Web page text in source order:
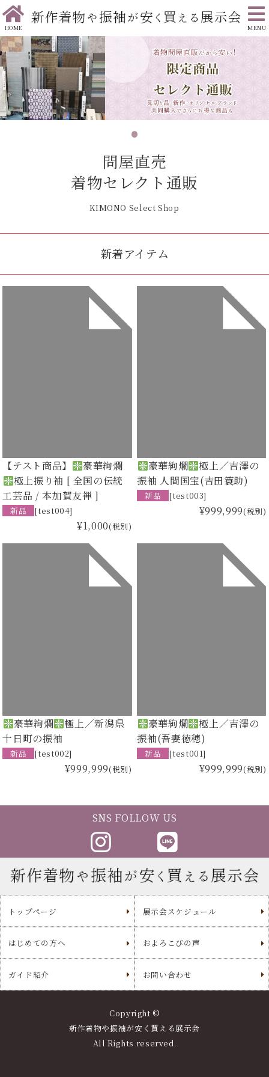
HOME MENU
問屋直売
着物セレクト通販
KIMONO Select Shop
新着アイテム
【テスト商品】
豪華絢爛
極上振り袖 [ 全国の伝統
工芸品 / 本加賀友禅 ]
新品 [test004]
¥1,000(税別)
豪華絢爛
極上／吉澤の
振袖 人間国宝(吉田簑助)
新品 [test003]
¥999,999(税別)
豪華絢爛
極上／新潟県
十日町の振袖
新品 [test002]
¥999,999(税別)
豪華絢爛
極上／吉澤の
振袖(吾妻徳穂)
新品 [test001]
¥999,999(税別)
SNS FOLLOW US
トップページ 展示会スケジュール
はじめての方へ およろこびの声
ガイド紹介 お問い合わせ
Copyright ©
新作着物や振袖が安く買える展示会
All Rights reserved.